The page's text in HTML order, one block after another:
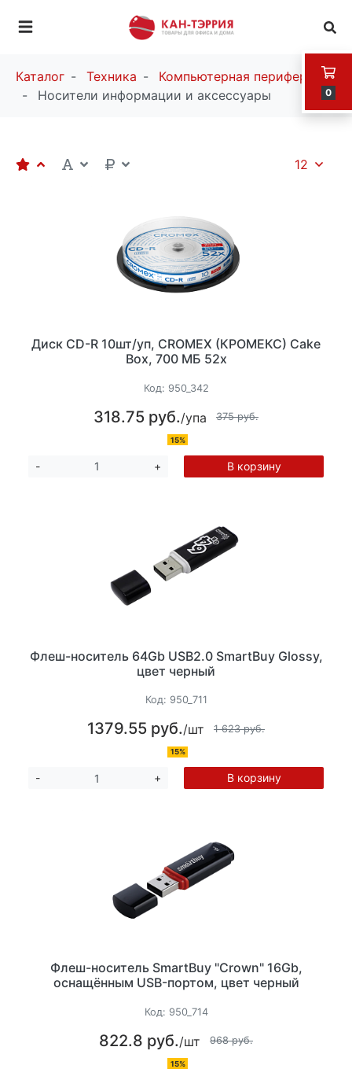
0
Каталог Техника
Компьютерная периферия
Носители информации и аксессуары
12
Диск CD-R 10шт/уп, CROMEX (КРОМЕКС) Cake
Box, 700 МБ 52х
Код: 950_342
318.75 руб./упа 375 руб.
15%
- + В корзину
Флеш-носитель 64Gb USB2.0 SmartBuy Glossy,
цвет черный
Код: 950_711
1379.55 руб./шт 1 623 руб.
15%
- + В корзину
Флеш-носитель SmartBuy "Crown" 16Gb,
оснащённым USB-портом, цвет черный
Код: 950_714
822.8 руб./шт 968 руб.
15%